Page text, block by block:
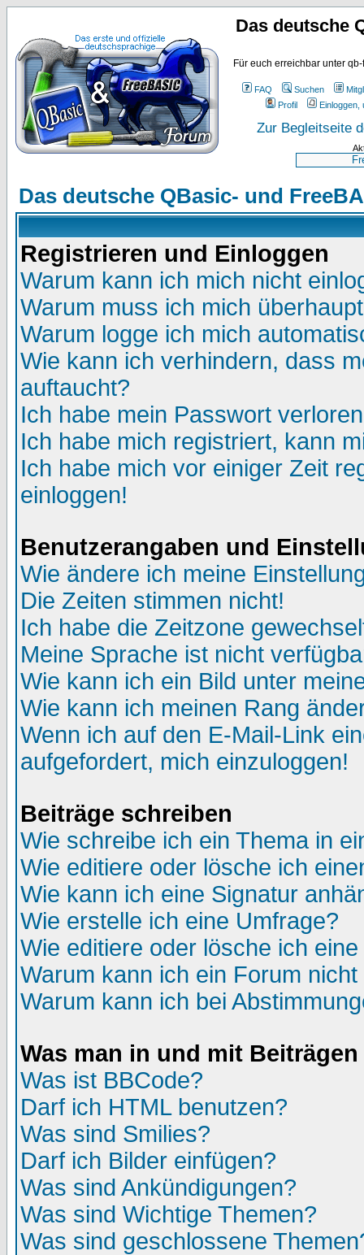
Das deutsche
Für euch erreichbar unter
FAQ Suchen
Profil
Einloggen,
Zur Begleitseite
Das deutsche QBasic- und
Registrieren und Einloggen
Warum kann ich mich nicht
Warum muss ich mich
Warum logge ich mich
Wie kann ich verhindern, dass
auftaucht?
Ich habe mein Passwort
Ich habe mich registriert, kann
Ich habe mich vor einiger Zeit
einloggen!
Benutzerangaben und
Wie ändere ich meine
Die Zeiten stimmen nicht!
Ich habe die Zeitzone
Meine Sprache ist nicht
Wie kann ich ein Bild unter
Wie kann ich meinen Rang
Wenn ich auf den E-Mail-Link
aufgefordert, mich einzuloggen!
Beiträge schreiben
Wie schreibe ich ein Thema in
Wie editiere oder lösche ich
Wie kann ich eine Signatur
Wie erstelle ich eine Umfrage?
Wie editiere oder lösche ich
Warum kann ich ein Forum
Warum kann ich bei
Was man in und mit
Was ist BBCode?
Darf ich HTML benutzen?
Was sind Smilies?
Darf ich Bilder einfügen?
Was sind Ankündigungen?
Was sind Wichtige Themen?
Was sind geschlossene